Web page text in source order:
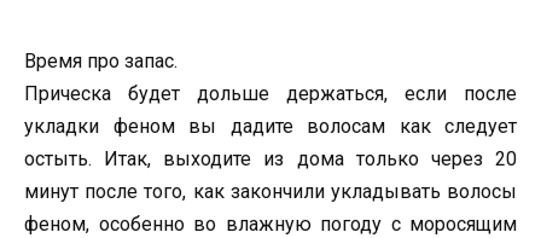
Время про запас.
Прическа будет дольше держаться, если после
укладки феном вы дадите волосам как следует
остыть. Итак, выходите из дома только через 20
минут после того, как закончили укладывать волосы
феном, особенно во влажную погоду с моросящим